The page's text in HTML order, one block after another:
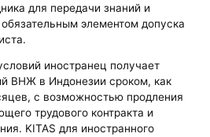
для передачи знаний и
элементом допуска
иностранец получает
ВНЖ в Индонезии сроком, как
с возможностью продления
трудового контракта и
KITAS для иностранного